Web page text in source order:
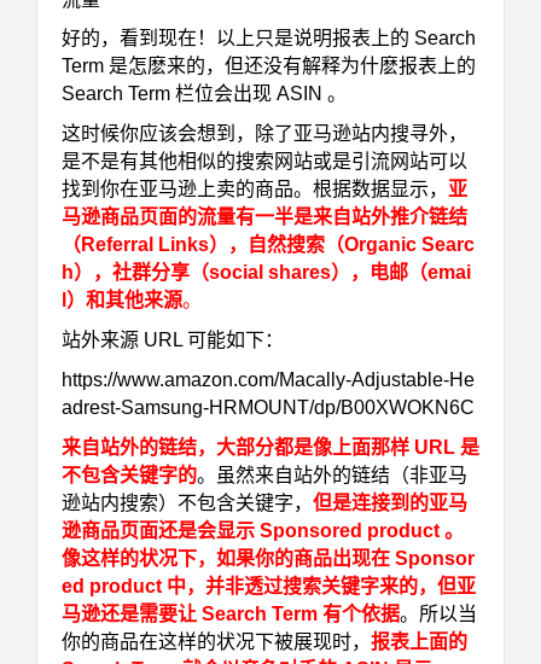
好的，看到现在！以上只是说明报表上的 Search
Term 是怎麽来的，但还没有解释为什麽报表上的
Search Term 栏位会出现 ASIN 。
这时候你应该会想到，除了亚马逊站内搜寻外，
是不是有其他相似的搜索网站或是引流网站可以
找到你在亚马逊上卖的商品。根据数据显示， 亚
马逊商品页面的流量有一半是来自站外推介链结
（Referral Links），自然搜索（Organic Searc
h），社群分享（social shares），电邮（emai
l）和其他来源。
站外来源 URL 可能如下：
https://www.amazon.com/Macally-Adjustable-He
adrest-Samsung-HRMOUNT/dp/B00XWOKN6C
来自站外的链结，大部分都是像上面那样 URL 是
不包含关键字的。虽然来自站外的链结（非亚马
逊站内搜索）不包含关键字， 但是连接到的亚马
逊商品页面还是会显示 Sponsored product 。
像这样的状况下，如果你的商品出现在 Sponsor
ed product 中，并非透过搜索关键字来的，但亚
马逊还是需要让 Search Term 有个依据。所以当
你的商品在这样的状况下被展现时， 报表上面的